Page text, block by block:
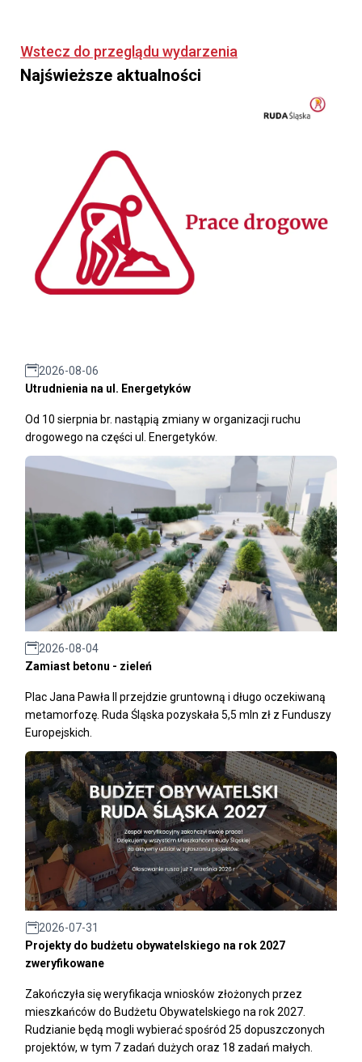
Wstecz do przeglądu wydarzenia
Najświeższe aktualności
2026-08-06
Utrudnienia na ul. Energetyków
Od 10 sierpnia br. nastąpią zmiany w organizacji ruchu
drogowego na części ul. Energetyków.
2026-08-04
Zamiast betonu - zieleń
Plac Jana Pawła II przejdzie gruntowną i długo oczekiwaną
metamorfozę. Ruda Śląska pozyskała 5,5 mln zł z Funduszy
Europejskich.
2026-07-31
Projekty do budżetu obywatelskiego na rok 2027
zweryfikowane
Zakończyła się weryfikacja wniosków złożonych przez
mieszkańców do Budżetu Obywatelskiego na rok 2027.
Rudzianie będą mogli wybierać spośród 25 dopuszczonych
projektów, w tym 7 zadań dużych oraz 18 zadań małych.